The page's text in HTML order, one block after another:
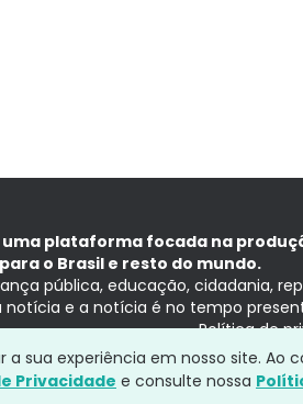
uma plataforma focada na
o Brasil e resto do mundo.
pública, educação, cidadania,
notícia e a notícia é no tempo
Política de
a sua experiência em nosso site.
Privacidade e consulte nossa